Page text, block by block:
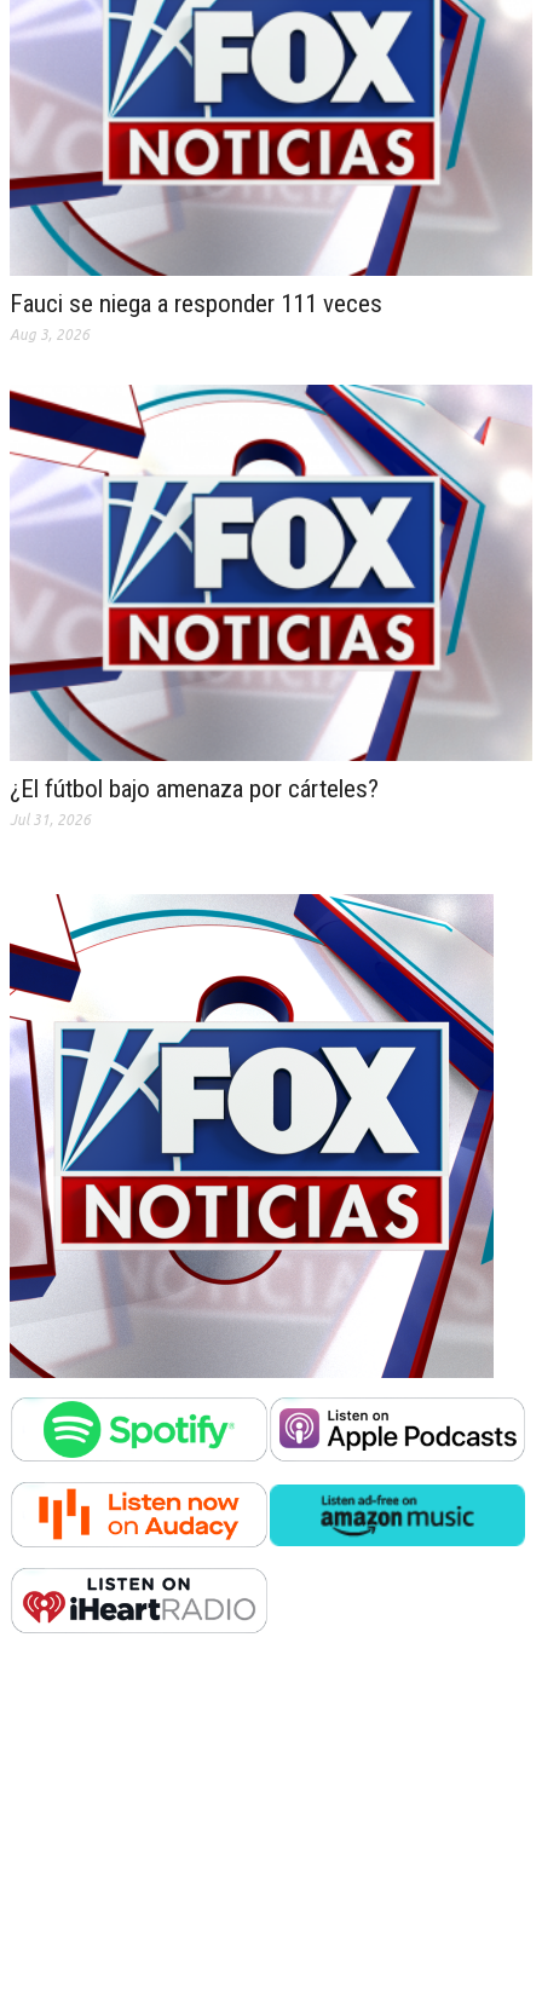
Fauci se niega a responder 111 veces
Aug 3, 2026
¿El fútbol bajo amenaza por cárteles?
Jul 31, 2026